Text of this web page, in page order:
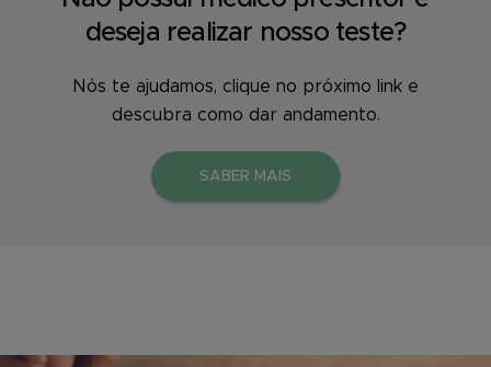
deseja realizar nosso teste?
Nós te ajudamos, clique no próximo link e
descubra como dar andamento.
SABER MAIS